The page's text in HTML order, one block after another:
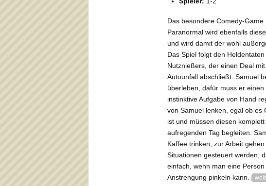
Das besondere Comedy-
Paranormal wird ebenfalls
und wird damit der wohl
Das Spiel folgt den
Nutznießers, der einen Deal
Autounfall abschließt: Samuel
überleben, dafür muss er
instinktive Aufgabe von Hand
von Samuel lenken, egal ob es
ist und müssen diesen
aufregenden Tag begleiten.
Kaffee trinken, zur Arbeit
Situationen gesteuert werden,
einfach, wenn man eine
Anstrengung pinkeln kann.